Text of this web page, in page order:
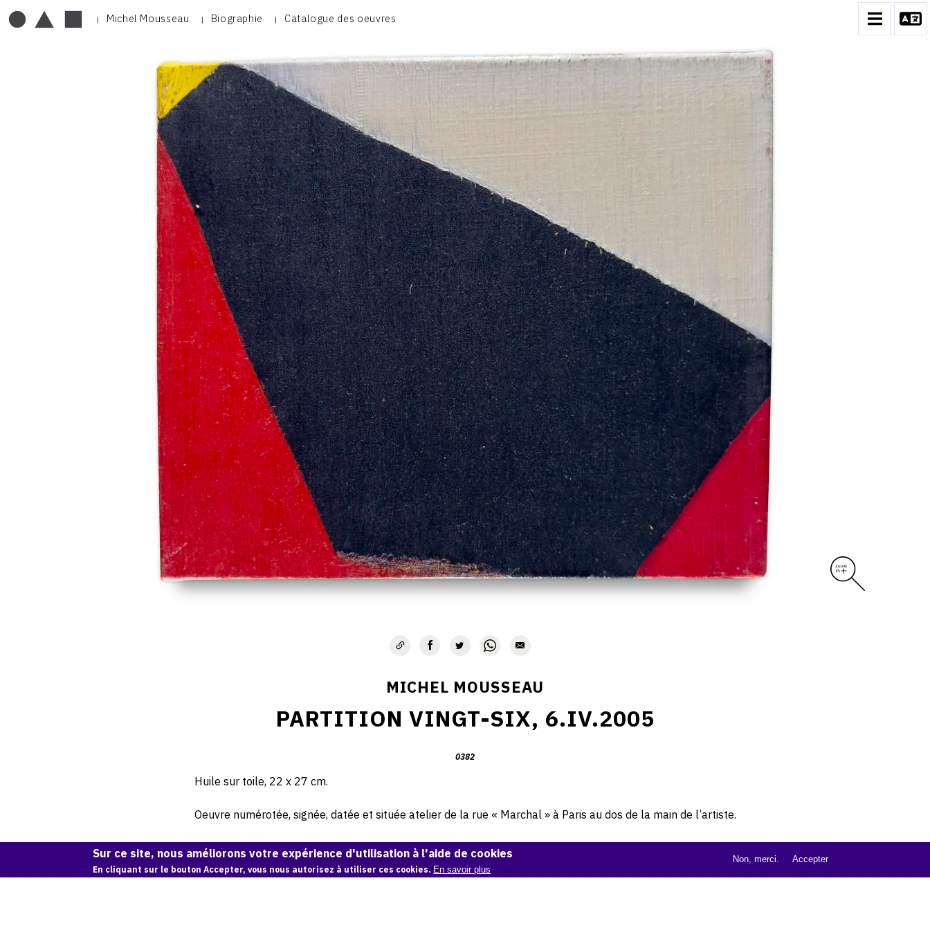
Michel Mousseau Biographie Catalogue des oeuvresCATALOGUE DES OEUVRES
PEINTURE
CONTACT
MICHEL MOUSSEAU
PARTITION VINGT-SIX, 6.IV.2005
0382
Huile sur toile, 22 x 27 cm.
Oeuvre numérotée, signée, datée et située atelier de la rue « Marchal » à Paris au dos de la main de l’artiste.
© Atelier Michel Mousseau
Demande d'information
Sur ce site, nous améliorons votre expérience d'utilisation à l'aide de cookies
En cliquant sur le bouton Accepter, vous nous autorisez à utiliser ces cookies. En savoir plus
Non, merci. Accepter